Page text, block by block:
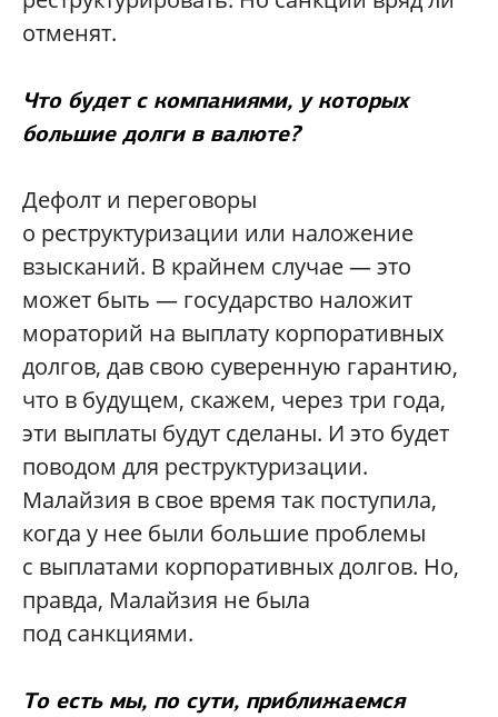
отменят.
Что будет с компаниями, у которых
большие долги в валюте?
Дефолт и переговоры
о реструктуризации или наложение
взысканий. В крайнем случае — это
может быть — государство наложит
мораторий на выплату корпоративных
долгов, дав свою суверенную гарантию,
что в будущем, скажем, через три года,
эти выплаты будут сделаны. И это будет
поводом для реструктуризации.
Малайзия в свое время так поступила,
когда у нее были большие проблемы
с выплатами корпоративных долгов. Но,
правда, Малайзия не была
под санкциями.
То есть мы, по сути, приближаемся